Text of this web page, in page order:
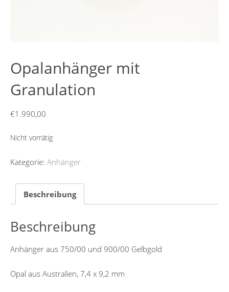
Opalanhänger mit
Granulation
€1.990,00
Nicht vorrätig
Kategorie: Anhänger
Beschreibung
Beschreibung
Anhänger aus 750/00 und 900/00 Gelbgold
Opal aus Australien, 7,4 x 9,2 mm